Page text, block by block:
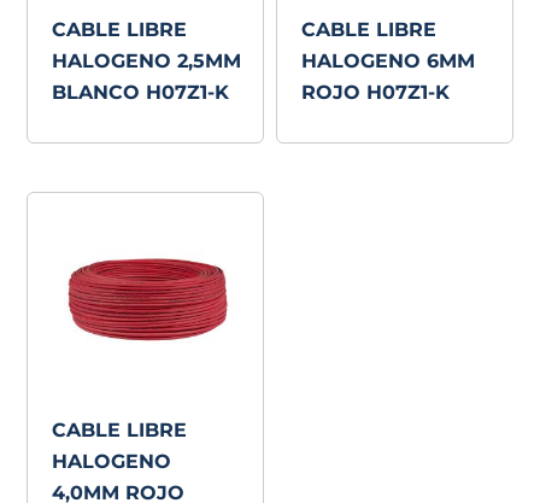
CABLE LIBRE
HALOGENO 2,5MM
BLANCO H07Z1-K
CABLE LIBRE
HALOGENO 6MM
ROJO H07Z1-K
CABLE LIBRE
HALOGENO
4,0MM ROJO